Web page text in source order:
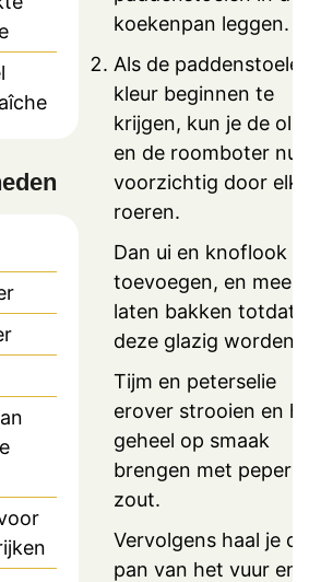
koekenpan leggen.
Als de
kleur beginnen te
krijgen, kun je de olie
en de roomboter nu
voorzichtig door
roeren.
Dan ui en knoflook
toevoegen, en mee
laten bakken totdat
deze glazig worden.
Tijm en peterselie
erover strooien en
geheel op smaak
brengen met peper
zout.
Vervolgens haal je de
pan van het vuur en